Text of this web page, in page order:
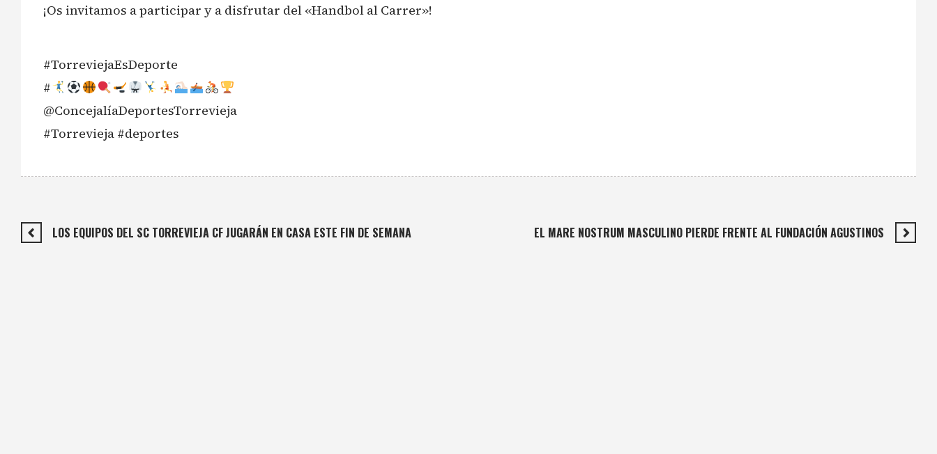
¡Os invitamos a participar y a disfrutar del «Handbol al Carrer»!
#TorreviejaEsDeporte
#
@ConcejalíaDeportesTorrevieja
#Torrevieja #deportes
EL MARE NOSTRUM MASCULINO PIERDE FRENTE AL FUNDACIÓN AGUSTINOS
LOS EQUIPOS DEL SC TORREVIEJA CF JUGARÁN EN CASA ESTE FIN DE SEMANA